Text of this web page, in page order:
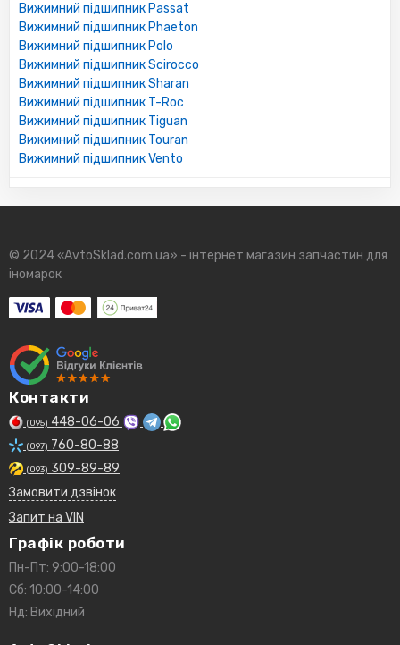
Вижимний підшипник Passat
Вижимний підшипник Phaeton
Вижимний підшипник Polo
Вижимний підшипник Scirocco
Вижимний підшипник Sharan
Вижимний підшипник T-Roc
Вижимний підшипник Tiguan
Вижимний підшипник Touran
Вижимний підшипник Vento
© 2024 «AvtoSklad.com.ua» - інтернет магазин запчастин для
іномарок
Контакти
(095) 448-06-06
(097) 760-80-88
(093) 309-89-89
Замовити дзвінок
Запит на VIN
Графік роботи
Пн-Пт: 9:00-18:00
Сб: 10:00-14:00
Нд: Вихідний